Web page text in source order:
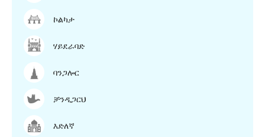
ኮልካታ
ሃይደራባድ
ባንጋሎር
ቻንዲጋርህ
እድለኛ